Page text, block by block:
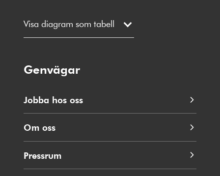
Visa diagram som tabell
Genvägar
Jobba hos oss
Om oss
Pressrum